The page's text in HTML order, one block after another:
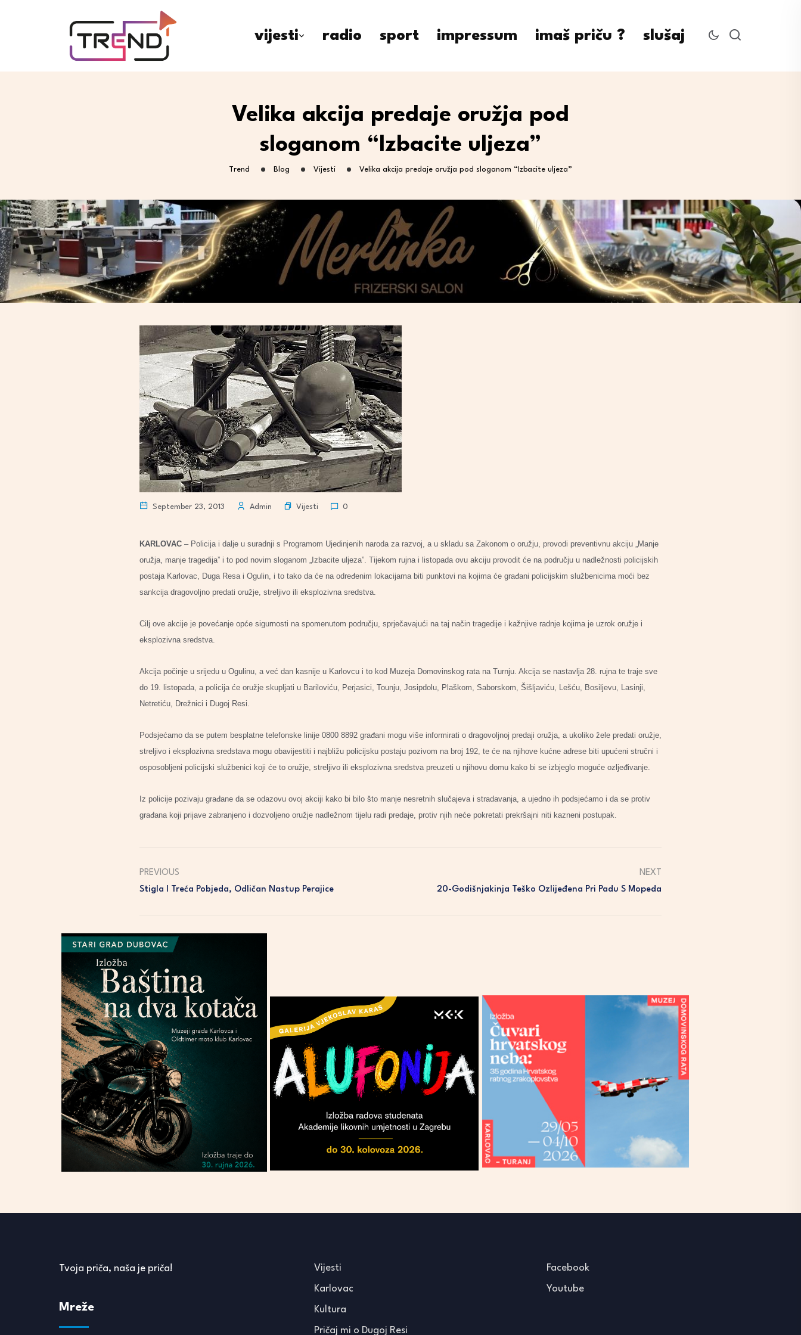
vijesti radio sport impressum imaš priču ? slušaj
Velika akcija predaje oružja pod
sloganom “Izbacite uljeza”
Trend Blog Vijesti Velika akcija predaje oružja pod sloganom “Izbacite uljeza”
September 23, 2013 Admin Vijesti 0
KARLOVAC – Policija i dalje u suradnji s Programom Ujedinjenih naroda za razvoj, a u skladu sa Zakonom o oružju, provodi preventivnu akciju „Manje
oružja, manje tragedija” i to pod novim sloganom „Izbacite uljeza”. Tijekom rujna i listopada ovu akciju provodit će na području u nadležnosti policijskih
postaja Karlovac, Duga Resa i Ogulin, i to tako da će na određenim lokacijama biti punktovi na kojima će građani policijskim službenicima moći bez
sankcija dragovoljno predati oružje, streljivo ili eksplozivna sredstva.
Cilj ove akcije je povećanje opće sigurnosti na spomenutom području, sprječavajući na taj način tragedije i kažnjive radnje kojima je uzrok oružje i
eksplozivna sredstva.
Akcija počinje u srijedu u Ogulinu, a već dan kasnije u Karlovcu i to kod Muzeja Domovinskog rata na Turnju. Akcija se nastavlja 28. rujna te traje sve
do 19. listopada, a policija će oružje skupljati u Bariloviću, Perjasici, Tounju, Josipdolu, Plaškom, Saborskom, Šišljaviću, Lešću, Bosiljevu, Lasinji,
Netretiću, Drežnici i Dugoj Resi.
Podsjećamo da se putem besplatne telefonske linije 0800 8892 građani mogu više informirati o dragovoljnoj predaji oružja, a ukoliko žele predati oružje,
streljivo i eksplozivna sredstava mogu obavijestiti i najbližu policijsku postaju pozivom na broj 192, te će na njihove kućne adrese biti upućeni stručni i
osposobljeni policijski službenici koji će to oružje, streljivo ili eksplozivna sredstva preuzeti u njihovu domu kako bi se izbjeglo moguće ozljeđivanje.
Iz policije pozivaju građane da se odazovu ovoj akciji kako bi bilo što manje nesretnih slučajeva i stradavanja, a ujedno ih podsjećamo i da se protiv
građana koji prijave zabranjeno i dozvoljeno oružje nadležnom tijelu radi predaje, protiv njih neće pokretati prekršajni niti kazneni postupak.
PREVIOUS
Stigla I Treća Pobjeda, Odličan Nastup Perajice
NEXT
20-Godišnjakinja Teško Ozlijeđena Pri Padu S Mopeda
Tvoja priča, naša je priča!
Mreže
Vijesti
Karlovac
Kultura
Pričaj mi o Dugoj Resi
Facebook
Youtube